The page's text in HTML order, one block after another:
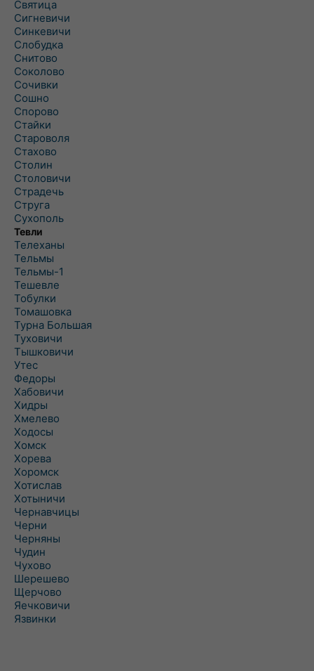
Святица
Сигневичи
Синкевичи
Слобудка
Снитово
Соколово
Сочивки
Сошно
Спорово
Стайки
Староволя
Стахово
Столин
Столовичи
Страдечь
Струга
Сухополь
Тевли
Телеханы
Тельмы
Тельмы-1
Тешевле
Тобулки
Томашовка
Турна Большая
Туховичи
Тышковичи
Утес
Федоры
Хабовичи
Хидры
Хмелево
Ходосы
Хомск
Хорева
Хоромск
Хотислав
Хотыничи
Чернавчицы
Черни
Черняны
Чудин
Чухово
Шерешево
Щерчово
Яечковичи
Язвинки